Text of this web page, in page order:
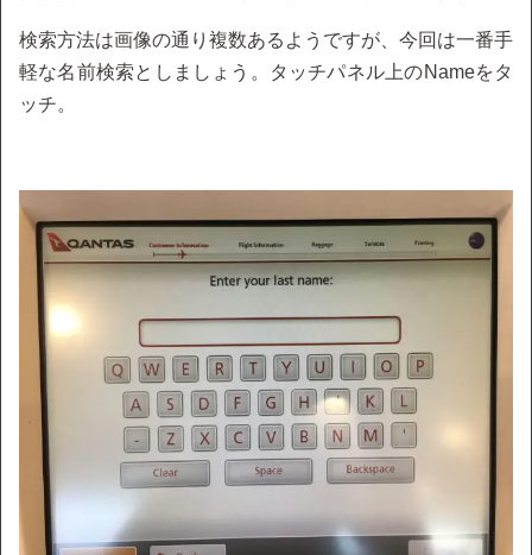
検索方法は画像の通り複数あるようですが、今回は一番手
軽な名前検索としましょう。タッチパネル上のNameをタ
ッチ。